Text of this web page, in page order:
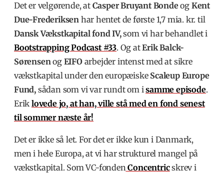
Det er velgørende, at Casper Bruyant Bondeog Kent
Due-Frederiksen har hentet de første 1,7 mia. kr. til
Dansk Vækstkapital fond IV,som vi har behandlet i
Bootstrapping Podcast #33. Og atErik Balck-
Sørensenog EIFO arbejder intenst med at sikre
vækstkapital under den europæiske Scaleup Europe
Fund, sådan som vi var rundt om isamme episode.
Erik lovede jo, at han, ville stå med en fond senest
til sommer næste år!
Det er ikke så let. For det er ikke kun i Danmark,
men i hele Europa, at vi har strukturel mangel på
vækstkapital. Som VC-fondenConcentricskrev i